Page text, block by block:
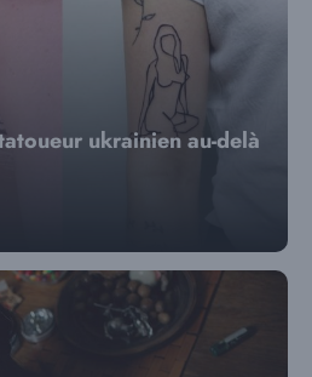
ukrainien au-delà